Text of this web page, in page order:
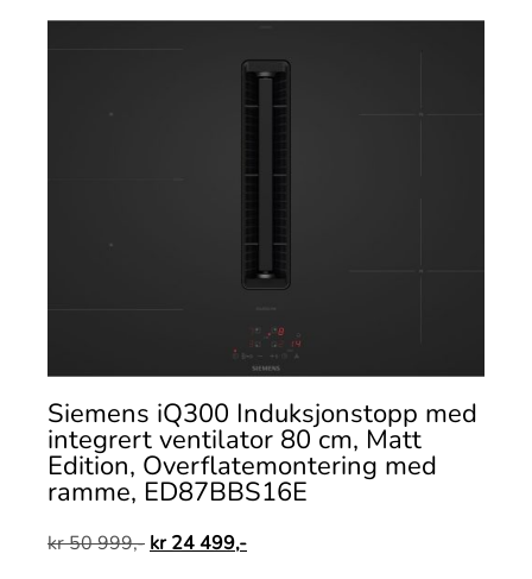
Siemens iQ300 Induksjonstopp med
integrert ventilator 80 cm, Matt
Edition, Overflatemontering med
ramme, ED87BBS16E
kr50 999,- kr24 499,-